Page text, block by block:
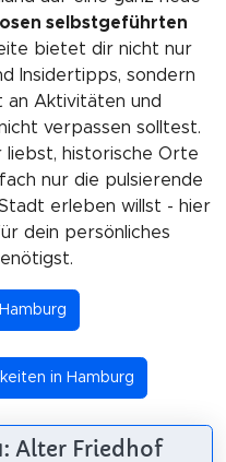
selbstgeführten
bietet dir nicht nur
Insidertipps, sondern
an Aktivitäten und
verpassen solltest.
liebst, historische Orte
nur die pulsierende
erleben willst - hier
dein persönliches
in Hamburg
Alter Friedhof